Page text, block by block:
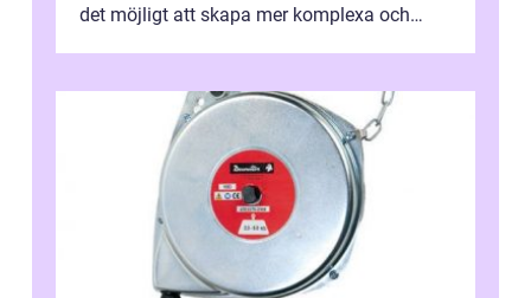
det möjligt att skapa mer komplexa och